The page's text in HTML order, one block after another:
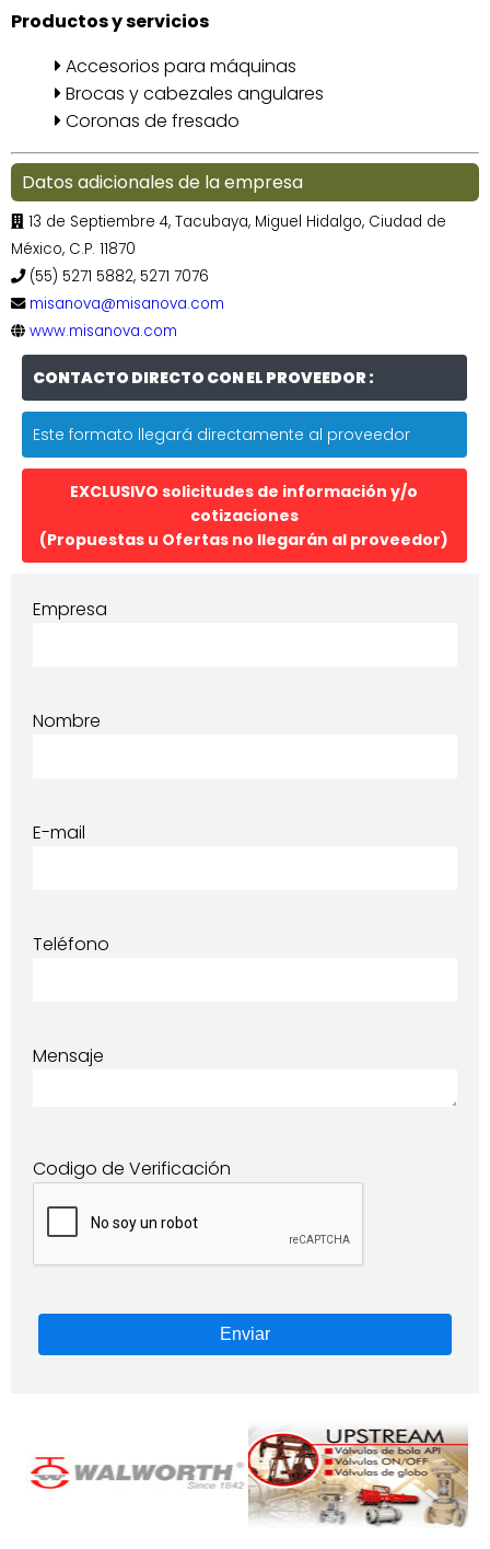
Productos y servicios
Accesorios para máquinas
Brocas y cabezales angulares
Coronas de fresado
Datos adicionales de la empresa
13 de Septiembre 4, Tacubaya, Miguel Hidalgo, Ciudad de
México, C.P. 11870
(55) 5271 5882, 5271 7076
misanova@misanova.com
www.misanova.com
CONTACTO DIRECTO CON EL PROVEEDOR :
Este formato llegará directamente al proveedor
EXCLUSIVO solicitudes de información y/o
cotizaciones
(Propuestas u Ofertas no llegarán al proveedor)
Empresa
Nombre
E-mail
Teléfono
Mensaje
Codigo de Verificación
Enviar